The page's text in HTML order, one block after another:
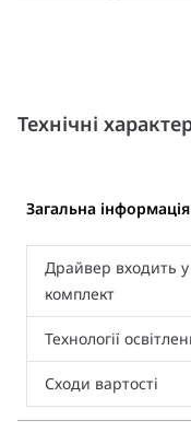
Технічні
Загальна інформація
Драйвер входить у
комплект
Технології
Сходи вартості